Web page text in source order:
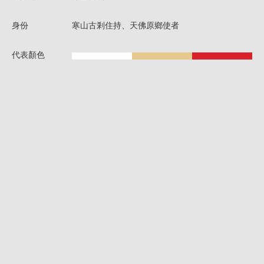
身份 寒山古剎住持、天佛原鄉使者
代表顏色